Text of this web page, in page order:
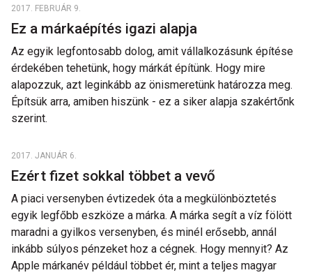
2017. FEBRUÁR 9.
Ez a márkaépítés igazi alapja
Az egyik legfontosabb dolog, amit vállalkozásunk építése
érdekében tehetünk, hogy márkát építünk. Hogy mire
alapozzuk, azt leginkább az önismeretünk határozza meg.
Építsük arra, amiben hiszünk - ez a siker alapja szakértőnk
szerint.
2017. JANUÁR 6.
Ezért fizet sokkal többet a vevő
A piaci versenyben évtizedek óta a megkülönböztetés
egyik legfőbb eszköze a márka. A márka segít a víz fölött
maradni a gyilkos versenyben, és minél erősebb, annál
inkább súlyos pénzeket hoz a cégnek. Hogy mennyit? Az
Apple márkanév például többet ér, mint a teljes magyar